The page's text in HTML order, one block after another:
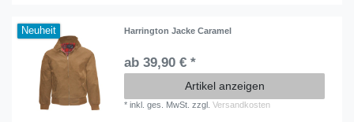
Neuheit Harrington Jacke Caramel
ab 39,90 € *
Artikel anzeigen
*inkl. ges. MwSt. zzgl.Versandkosten